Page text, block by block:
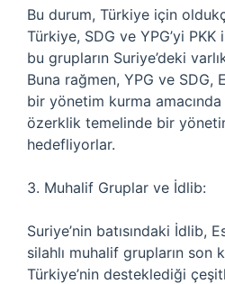
Bu durum, Türkiye için
Türkiye, SDG ve YPG’yi
bu grupların Suriye’deki
Buna rağmen, YPG ve SDG,
bir yönetim kurma
özerklik temelinde bir
hedefliyorlar.
3. Muhalif Gruplar ve İdlib:
Suriye’nin batısındaki İdlib,
silahlı muhalif grupların son
Türkiye’nin desteklediği